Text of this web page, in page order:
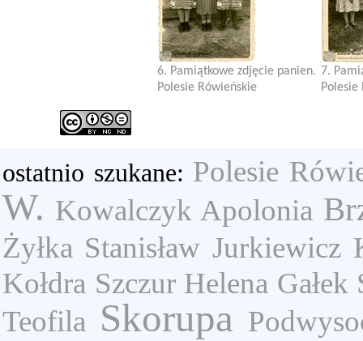
6. Pamiątkowe zdjęcie panien.
Polesie Rówieńskie
7.
Polesie
ostatnio szukane: Polesie
W. Kowalczyk Apolonia
Żyłka Stanisław Jurkiewicz
Kołdra Szczur Helena Gałek
Teofila Skorupa